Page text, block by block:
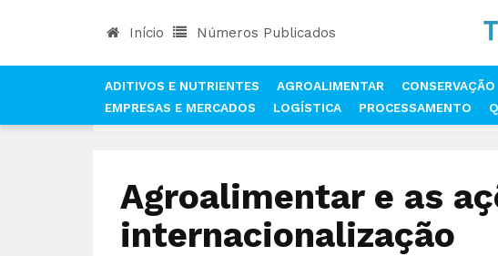
Início Números Publicados
ADITIVOS E NUTRIENTES AGROALIMENTAR CONSERVAÇÃO
EMPRESAS E MERCADOS
LOGÍSTICA PROCESSAMENTO
AGROALIMENTAR E AS
Agroalimentar e as
internacionalização